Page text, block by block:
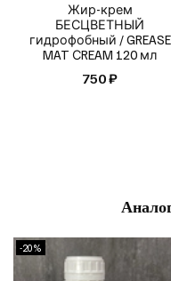
Жир-крем
БЕСЦВЕТНЫЙ
гидрофобный / GREASE
MAT СREAM 120 мл
750 ₽
-20%